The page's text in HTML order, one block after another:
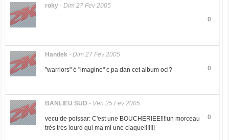
roky- Dim 27 Fev 2005
0
Handek- Dim 27 Fev 2005
0
"warriors" é "imagine" c pa dan cet album oci?
BANLIEU SUD - Ven 25 Fev 2005
0
vecu de poissar: C'est une BOUCHERIEE!!!!un morceau
trés trés lourd qui ma mi une claque!!!!!!!